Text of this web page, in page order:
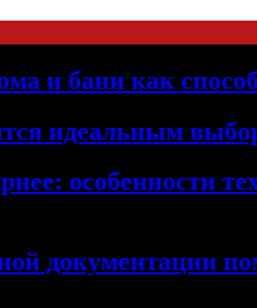
и бани как
идеальным
особенности
документации